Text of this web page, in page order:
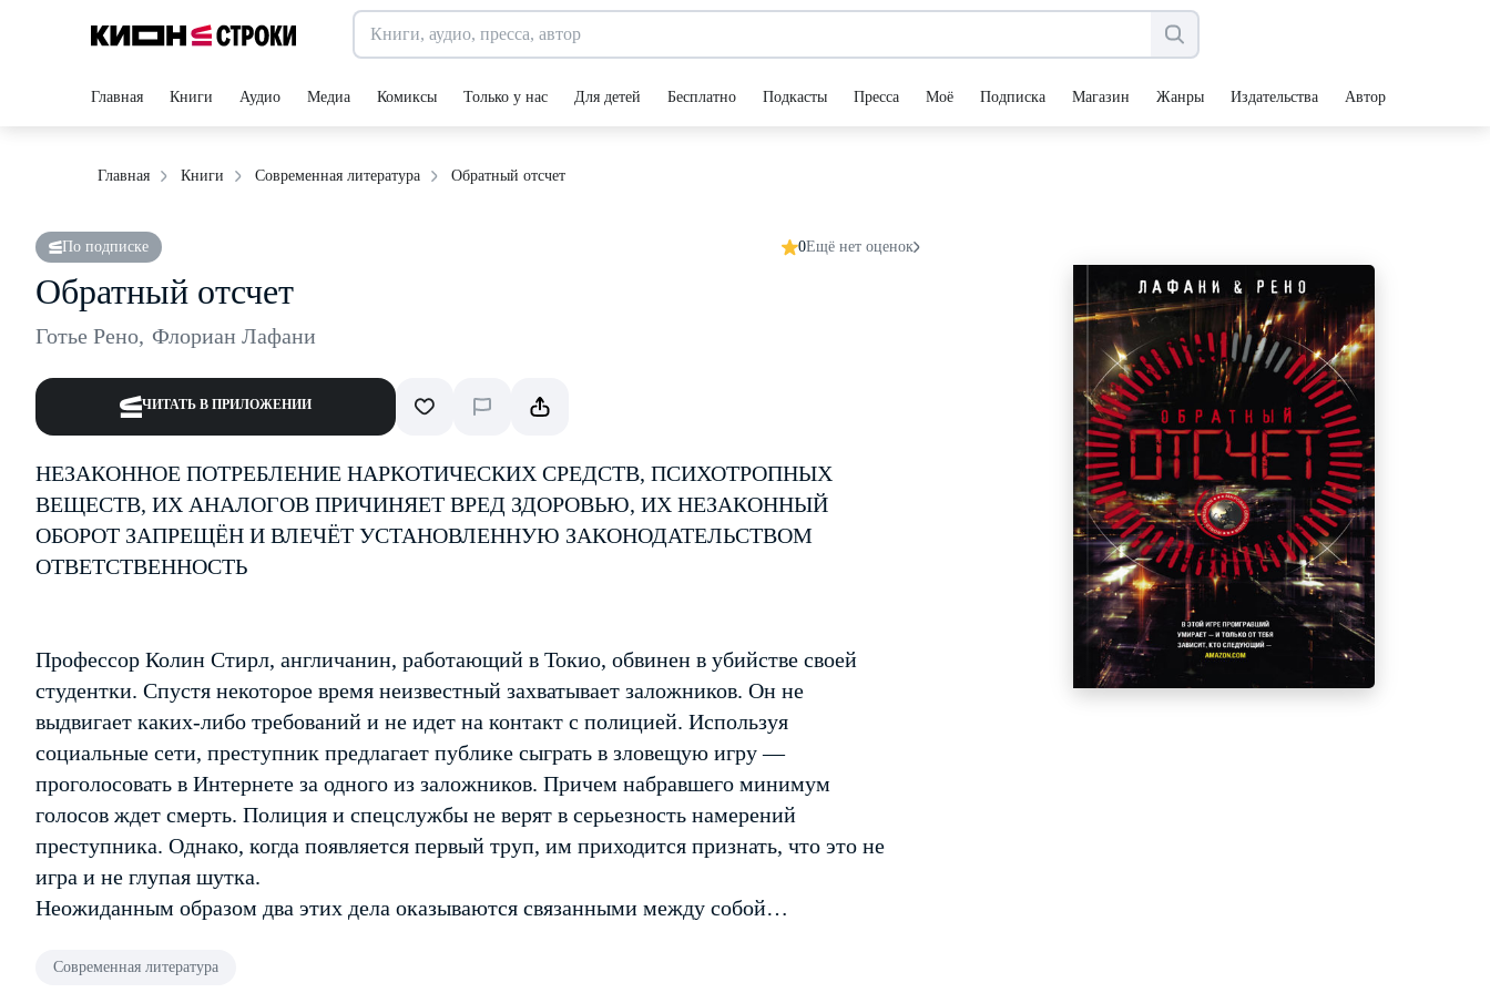
Главная Книги Аудио Медиа Комиксы Только у нас Для детей Бесплатно Подкасты Пресса Моё Подписка Магазин Жанры Издательства Авторы
Главная Книги Современная литература Обратный отсчет
По подписке 0Ещё нет оценок
Обратный отсчет
Готье Рено, Флориан Лафани
ЧИТАТЬ В ПРИЛОЖЕНИИ
НЕЗАКОННОЕ ПОТРЕБЛЕНИЕ НАРКОТИЧЕСКИХ СРЕДСТВ, ПСИХОТРОПНЫХ
ВЕЩЕСТВ, ИХ АНАЛОГОВ ПРИЧИНЯЕТ ВРЕД ЗДОРОВЬЮ, ИХ НЕЗАКОННЫЙ
ОБОРОТ ЗАПРЕЩЁН И ВЛЕЧЁТ УСТАНОВЛЕННУЮ ЗАКОНОДАТЕЛЬСТВОМ
ОТВЕТСТВЕННОСТЬ
Профессор Колин Стирл, англичанин, работающий в Токио, обвинен в убийстве своей
студентки. Спустя некоторое время неизвестный захватывает заложников. Он не
выдвигает каких-либо требований и не идет на контакт с полицией. Используя
социальные сети, преступник предлагает публике сыграть в зловещую игру —
проголосовать в Интернете за одного из заложников. Причем набравшего минимум
голосов ждет смерть. Полиция и спецслужбы не верят в серьезность намерений
преступника. Однако, когда появляется первый труп, им приходится признать, что это не
игра и не глупая шутка.
Неожиданным образом два этих дела оказываются связанными между собой…
Современная литература